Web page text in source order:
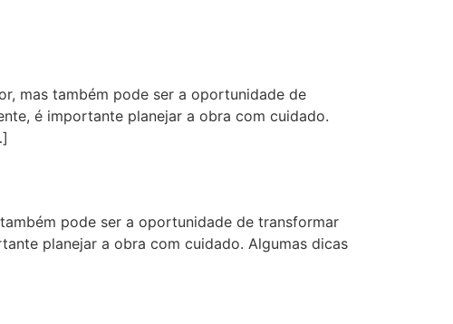
mas também pode ser a oportunidade de
é importante planejar a obra com cuidado.
pode ser a oportunidade de transformar
planejar a obra com cuidado. Algumas dicas